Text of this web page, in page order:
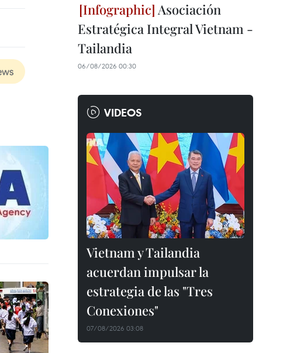
Asociación
Estratégica Integral Vietnam -
Tailandia
06/08/2026 00:30
VIDEOS
Vietnam y Tailandia
acuerdan impulsar la
estrategia de las "Tres
Conexiones"
07/08/2026 03:08